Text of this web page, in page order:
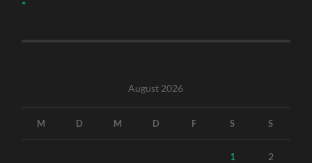
*
August 2026
M D M D F S S
1 2